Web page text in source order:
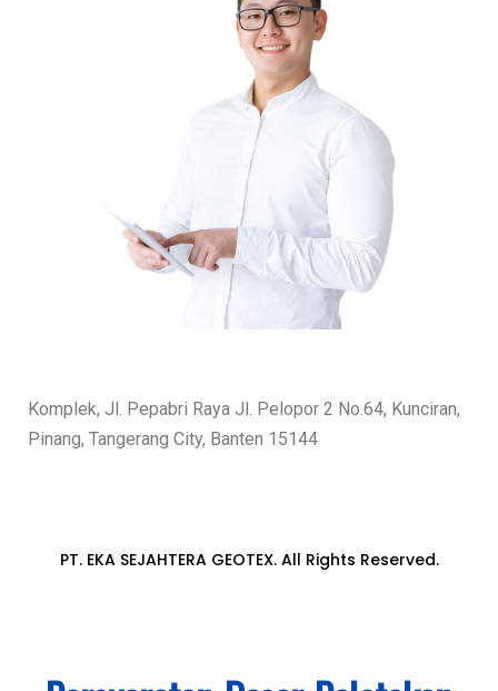
Komplek, Jl. Pepabri Raya Jl. Pelopor 2 No.64, Kunciran,
Pinang, Tangerang City, Banten 15144
PT. EKA SEJAHTERA GEOTEX. All Rights Reserved.